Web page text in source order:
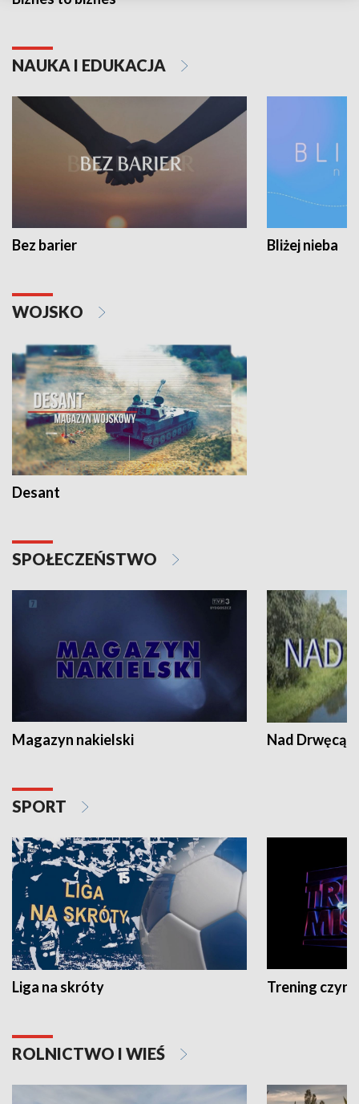
NAUKA I EDUKACJA
Bez barier Bliżej nieba
WOJSKO
Desant
SPOŁECZEŃSTWO
Magazyn nakielski Nad Drwęcą
SPORT
Liga na skróty Trening czyni
ROLNICTWO I WIEŚ